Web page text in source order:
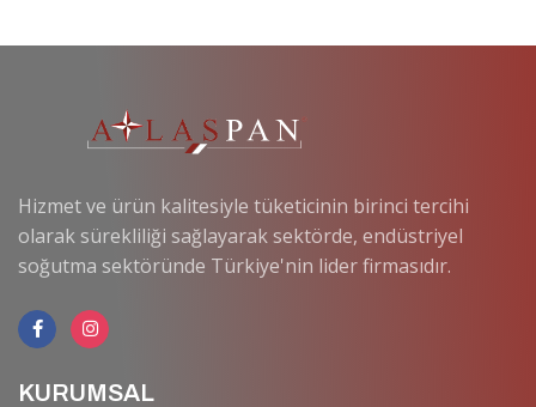
Hizmet ve ürün kalitesiyle tüketicinin birinci tercihi
olarak sürekliliği sağlayarak sektörde, endüstriyel
soğutma sektöründe Türkiye'nin lider firmasıdır.
KURUMSAL